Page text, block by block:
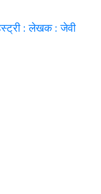
: लेखक : जेवी